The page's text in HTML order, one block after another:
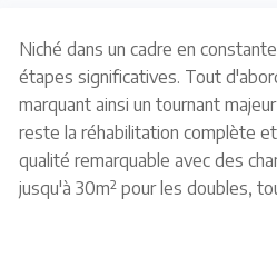
Niché dans un cadre en
étapes significatives. Tout
marquant ainsi un tournant
reste la réhabilitation complète
qualité remarquable avec des
jusqu'à 30m² pour les doubles,